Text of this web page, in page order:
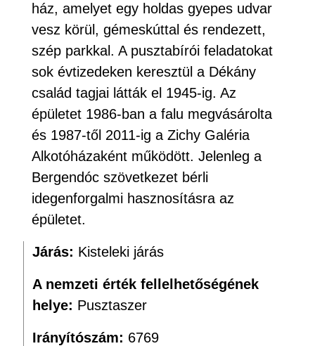
ház, amelyet egy holdas gyepes udvar
vesz körül, gémeskúttal és rendezett,
szép parkkal. A pusztabírói feladatokat
sok évtizedeken keresztül a Dékány
család tagjai látták el 1945-ig. Az
épületet 1986-ban a falu megvásárolta
és 1987-től 2011-ig a Zichy Galéria
Alkotóházaként működött. Jelenleg a
Bergendóc szövetkezet bérli
idegenforgalmi hasznosításra az
épületet.
Járás: Kisteleki járás
A nemzeti érték fellelhetőségének
helye: Pusztaszer
Irányítószám: 6769